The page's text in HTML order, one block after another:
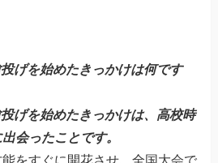
げを始めたきっかけは何です
げを始めたきっかけは、高校時
会ったことです。